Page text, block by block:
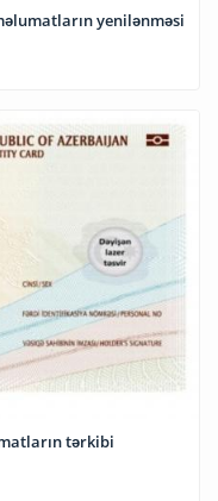
yenilənməsi
tərkibi